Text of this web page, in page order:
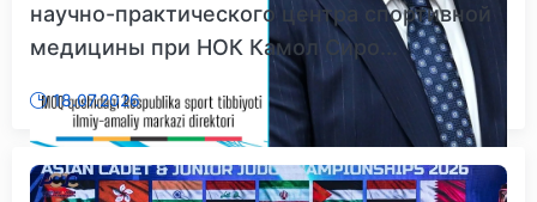
научно-практического центра спортивной
медицины при НОК Камол Сиро...
18.07.2026